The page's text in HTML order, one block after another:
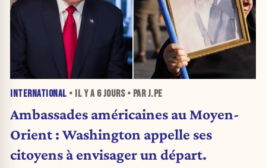
INTERNATIONAL • IL Y A 6 JOURS• PAR J.PE
Ambassades américaines au Moyen-
Orient : Washington appelle ses
citoyens à envisager un départ.